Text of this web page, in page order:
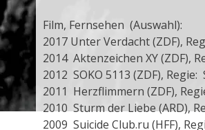
Film, Fernsehen (Auswahl):
2017 Unter Verdacht (ZDF),
2014 Aktenzeichen XY (ZDF),
2012 SOKO 5113 (ZDF),
2011 Herzflimmern (ZDF),
2010 Sturm der Liebe (ARD),
2009 Suicide Club.ru (HFF),